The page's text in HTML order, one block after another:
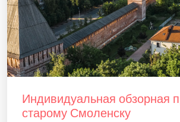
Индивидуальная обзорная
старому Смоленску